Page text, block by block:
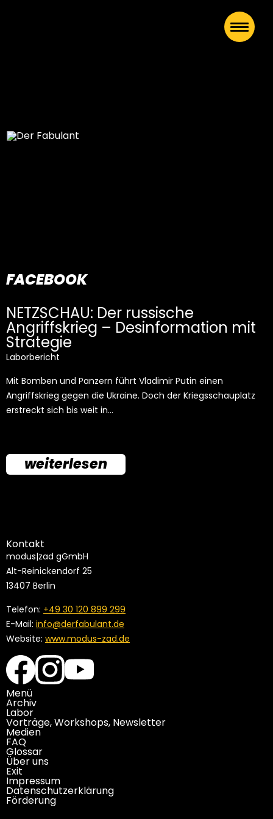
FACEBOOK
NETZSCHAU: Der russische
Angriffskrieg – Desinformation mit
Strategie
Laborbericht
Mit Bomben und Panzern führt Vladimir Putin einen
Angriffskrieg gegen die Ukraine. Doch der Kriegsschauplatz
erstreckt sich bis weit in…
weiterlesen
Kontakt
modus|zad gGmbH
Alt-Reinickendorf 25
13407 Berlin
Telefon: +49 30 120 899 299
E-Mail: info@derfabulant.de
Website: www.modus-zad.de
Menü
Archiv
Labor
Vorträge, Workshops, Newsletter
Medien
FAQ
Glossar
Über uns
Exit
Impressum
Datenschutzerklärung
Förderung